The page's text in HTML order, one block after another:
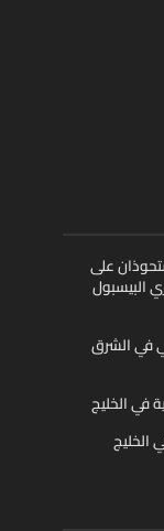
على
البيسبول
في الشرق
الخليج